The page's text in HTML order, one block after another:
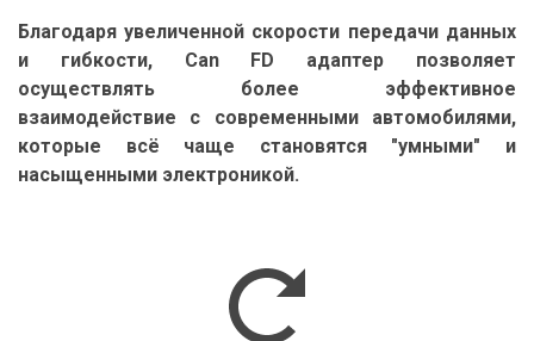
Благодаря увеличенной скорости передачи данных
и гибкости, Can FD адаптер позволяет
осуществлять более эффективное
взаимодействие с современными автомобилями,
которые всё чаще становятся "умными" и
насыщенными электроникой.